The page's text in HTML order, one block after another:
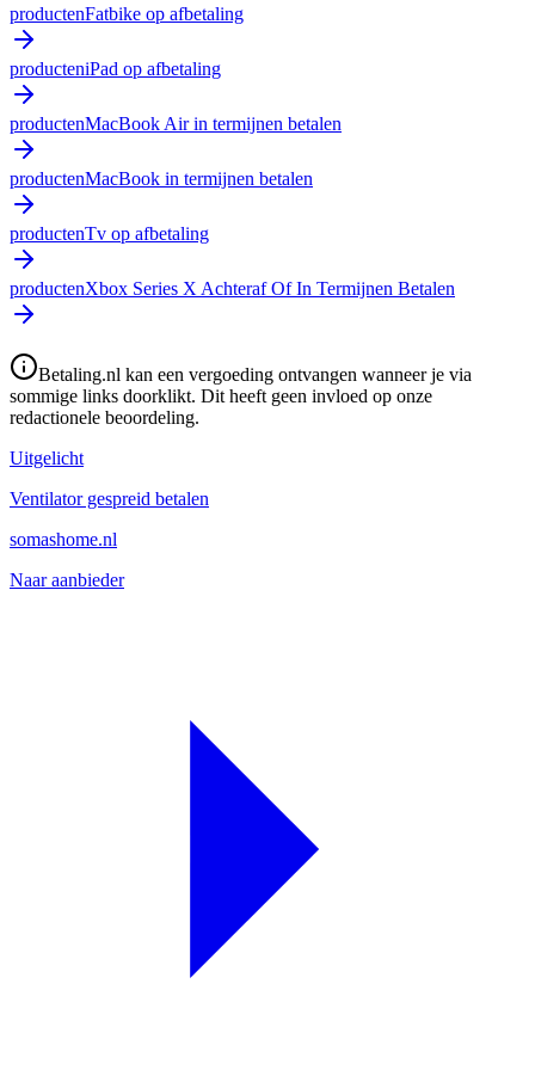
productenFatbike op afbetaling
producteniPad op afbetaling
productenMacBook Air in termijnen betalen
productenMacBook in termijnen betalen
productenTv op afbetaling
productenXbox Series X Achteraf Of In Termijnen Betalen
Betaling.nl kan een vergoeding ontvangen wanneer je via
sommige links doorklikt. Dit heeft geen invloed op onze
redactionele beoordeling.
Uitgelicht
Ventilator gespreid betalen
somashome.nl
Naar aanbieder